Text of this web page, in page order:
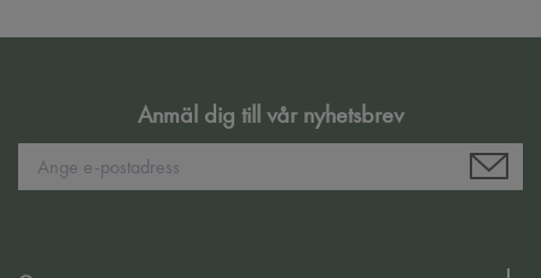
Anmäl dig till vår nyhetsbrev